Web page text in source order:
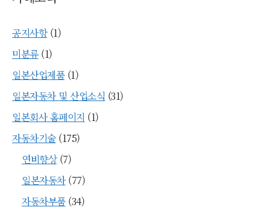
공지사항(1)
미분류(1)
일본산업제품(1)
일본자동차 및 산업소식 (31)
일본회사 홈페이지 (1)
자동차기술(175)
연비향상(7)
일본자동차(77)
자동차부품(34)